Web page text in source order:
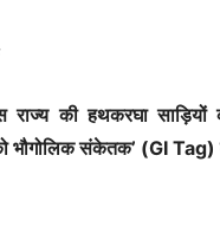
की हथकरघा साड़ियों
भौगोलिक संकेतक’ (GI Tag)